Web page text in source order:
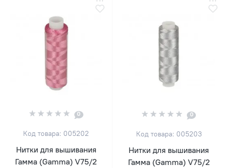
0
Код товара: 005202
Нитки для вышивания
Гамма (Gamma) V75/2
0
Код товара: 005203
Нитки для вышивания
Гамма (Gamma) V75/2